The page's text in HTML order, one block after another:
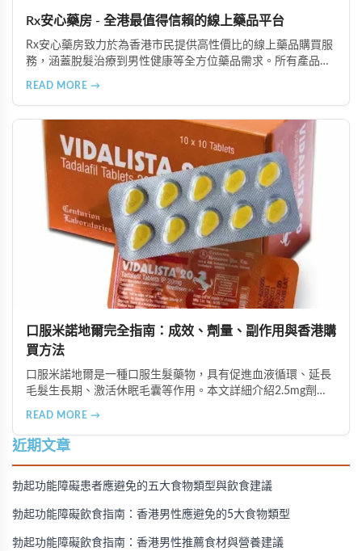
Rx安心藥房 - 全港最值得信賴的線上藥品平台
Rx安心藥房致力於為香港市民提供高性價比的線上藥品購買服
務，涵蓋脫髮治療到男性健康等全方位藥品需求。所有產品均
READ MORE →
口服米諾地爾完全指南：成效、劑量、副作用與香港購
買方法
口服米諾地爾是一種口服生髮藥物，具有促進血液循環、延長
毛髮生長期、激活休眠毛囊等作用。本文詳細介紹2.5mg劑量
購買方法，並提供真實用戶經驗分享。
READ MORE →
近期文章
勃起功能障礙患者應避免的五大食物類型與飲食建議
勃起功能障礙飲食指南：香港男性應避免的5大食物類型
勃起功能障礙飲食指南：香港男性推薦食材與營養建議